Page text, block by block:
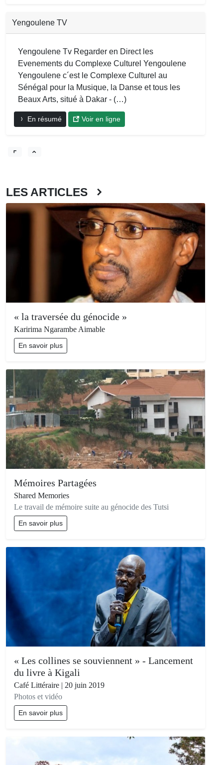
Yengoulene TV
Yengoulene Tv Regarder en Direct les
Evenements du Complexe Culturel Yengoulene
Yengoulene c´est le Complexe Culturel au
Sénégal pour la Musique, la Danse et tous les
Beaux Arts, situé à Dakar - (…)
En résumé Voir en ligne
LES ARTICLES
« la traversée du génocide »
Karirima Ngarambe Aimable
En savoir plus
Mémoires Partagées
Shared Memories
Le travail de mémoire suite au génocide des Tutsi
En savoir plus
« Les collines se souviennent » - Lancement
du livre à Kigali
Café Littéraire | 20 juin 2019
Photos et vidéo
En savoir plus